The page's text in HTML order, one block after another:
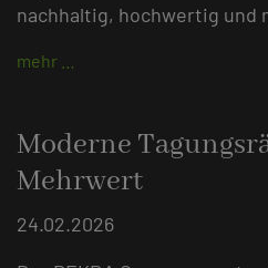
nachhaltig, hochwertig und
mehr …
Moderne
Mehrwert
24.02.2026